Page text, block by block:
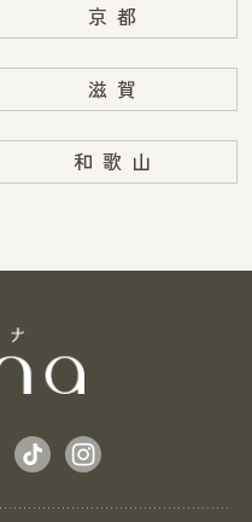
京都
滋賀
和歌山